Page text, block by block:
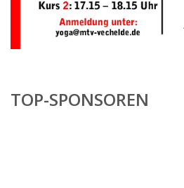
TOP-SPONSOREN